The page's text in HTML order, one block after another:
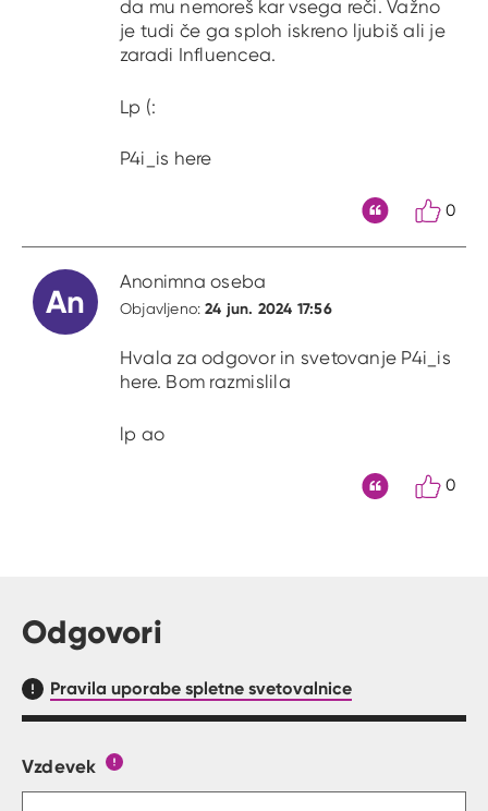
da mu nemoreš kar vsega reči. Važno
je tudi če ga sploh iskreno ljubiš ali je
zaradi Influencea.
Lp (:
P4i_is here
0
An
Anonimna oseba
Objavljeno:24 jun. 2024 17:56
Hvala za odgovor in svetovanje P4i_is
here. Bom razmislila
lp ao
0
Odgovori
Pravila uporabe spletne svetovalnice
Obrazec, kjer lahko zastaviš vprašanje
Vzdevek